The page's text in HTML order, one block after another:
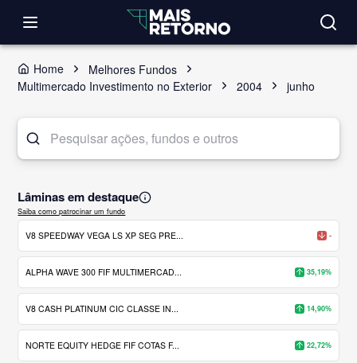
Home
Melhores Fundos
Multimercado Investimento no Exterior
2004 junho
Lâminas em destaque
Saiba como patrocinar um fundo
V8 SPEEDWAY VEGA LS XP SEG PRE... -
ALPHA WAVE 300 FIF MULTIMERCAD... 35,19%
V8 CASH PLATINUM CIC CLASSE IN... 14,90%
NORTE EQUITY HEDGE FIF COTAS F... 22,72%